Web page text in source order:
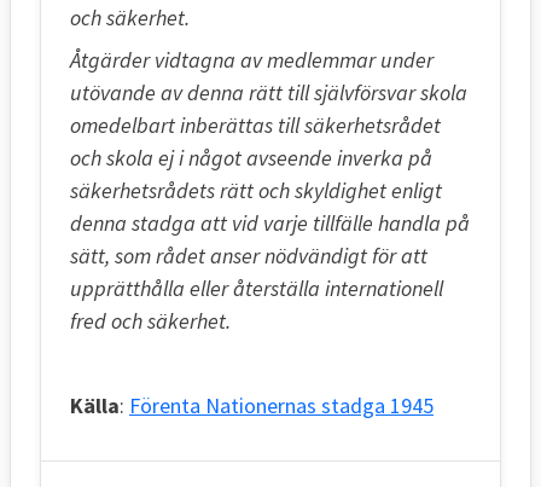
och säkerhet.
Åtgärder vidtagna av medlemmar under
utövande av denna rätt till självförsvar skola
omedelbart inberättas till säkerhetsrådet
och skola ej i något avseende inverka på
säkerhetsrådets rätt och skyldighet enligt
denna stadga att vid varje tillfälle handla på
sätt, som rådet anser nödvändigt för att
upprätthålla eller återställa internationell
fred och säkerhet.
Källa: Förenta Nationernas stadga 1945